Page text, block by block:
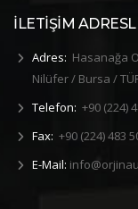
İLETİŞİM
Adres: Hasanağa
Nilüfer / Bursa /
Telefon: +90 (224)
Fax: +90 (224) 483
E-Mail: